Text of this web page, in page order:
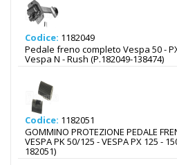
Codice: 1182049
Pedale freno completo Vespa 50 -
Vespa N - Rush (P.182049-138474)
Codice: 1182051
GOMMINO PROTEZIONE PEDALE
VESPA PK 50/125 - VESPA PX 125 -
182051)